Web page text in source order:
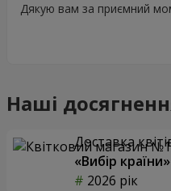
Дякую вам за приємний
Наші
Доставка
«Вибір країни»
2026 рік